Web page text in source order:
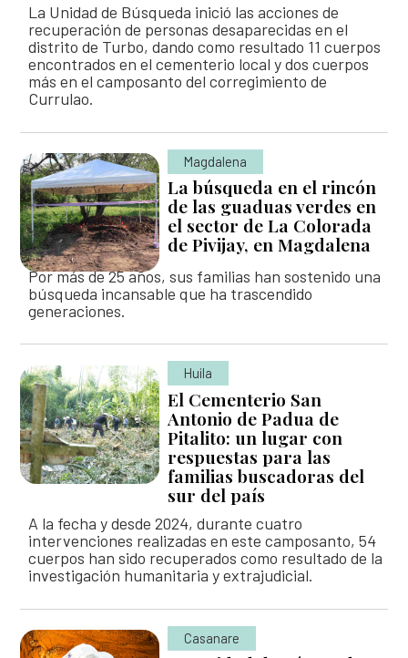
La Unidad de Búsqueda inició las acciones de
recuperación de personas desaparecidas en el
distrito de Turbo, dando como resultado 11 cuerpos
encontrados en el cementerio local y dos cuerpos
más en el camposanto del corregimiento de
Currulao.
Magdalena
La búsqueda en el rincón
de las guaduas verdes en
el sector de La Colorada
de Pivijay, en Magdalena
Por más de 25 años, sus familias han sostenido una
búsqueda incansable que ha trascendido
generaciones.
Huila
El Cementerio San
Antonio de Padua de
Pitalito: un lugar con
respuestas para las
familias buscadoras del
sur del país
A la fecha y desde 2024, durante cuatro
intervenciones realizadas en este camposanto, 54
cuerpos han sido recuperados como resultado de la
investigación humanitaria y extrajudicial.
Casanare